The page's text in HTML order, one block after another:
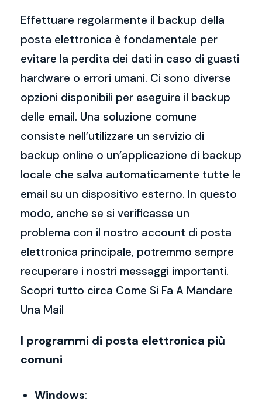
Effettuare regolarmente il backup della
posta elettronica è fondamentale per
evitare la perdita dei dati in caso di guasti
hardware o errori umani. Ci sono diverse
opzioni disponibili per eseguire il backup
delle email. Una soluzione comune
consiste nell’utilizzare un servizio di
backup online o un’applicazione di backup
locale che salva automaticamente tutte le
email su un dispositivo esterno. In questo
modo, anche se si verificasse un
problema con il nostro account di posta
elettronica principale, potremmo sempre
recuperare i nostri messaggi importanti.
Scopri tutto circa Come Si Fa A Mandare
Una Mail
I programmi di posta elettronica più
comuni
Windows: